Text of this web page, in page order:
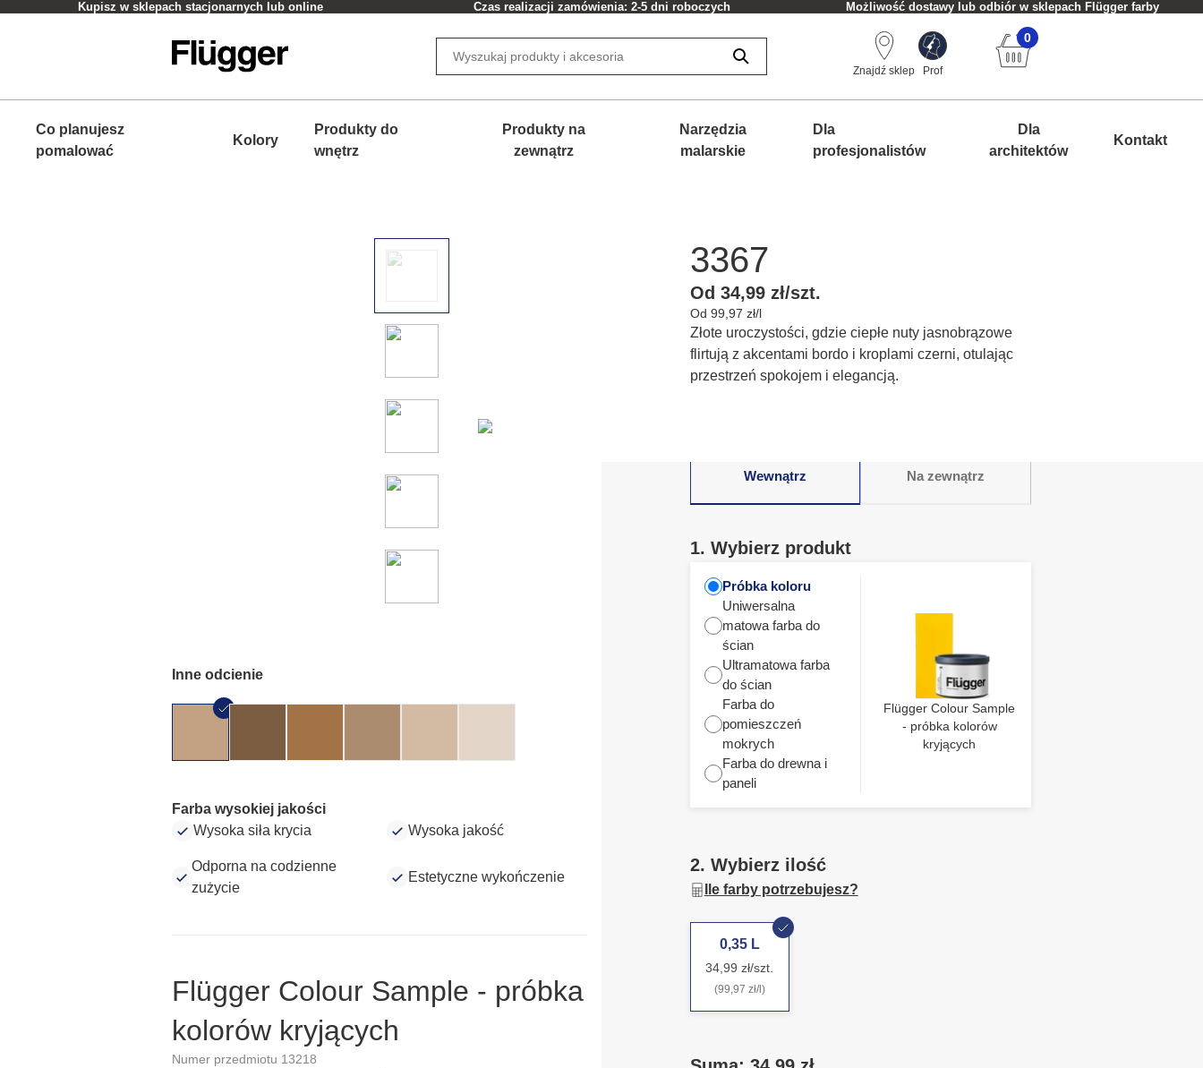
Kupisz w sklepach stacjonarnych lub online Czas realizacji zamówienia: 2-5 dni roboczych Możliwość dostawy lub odbiór w sklepach Flügger farby
Znajdź sklep Prof
0
Co planujesz
pomalować
Kolory
Produkty do
wnętrz
Produkty na
zewnątrz
Narzędzia
malarskie
Dla
profesjonalistów
Dla
architektów
Kontakt
Inne odcienie
Farba wysokiej jakości
Wysoka siła krycia
Wysoka jakość
Odporna na codzienne
zużycie
Estetyczne wykończenie
Flügger Colour Sample - próbka
kolorów kryjących
Numer przedmiotu 13218
3367
Od 34,99 zł/szt.
Od 99,97 zł/l
Złote uroczystości, gdzie ciepłe nuty jasnobrązowe
flirtują z akcentami bordo i kroplami czerni, otulając
przestrzeń spokojem i elegancją.
Wewnątrz Na zewnątrz
1. Wybierz produkt
Próbka koloru
Uniwersalna
matowa farba do
ścian
Ultramatowa farba
do ścian
Farba do
pomieszczeń
mokrych
Farba do drewna i
paneli
Flügger Colour Sample
- próbka kolorów
kryjących
2. Wybierz ilość
Ile farby potrzebujesz?
0,35 L
34,99 zł/szt.
(99,97 zł/l)